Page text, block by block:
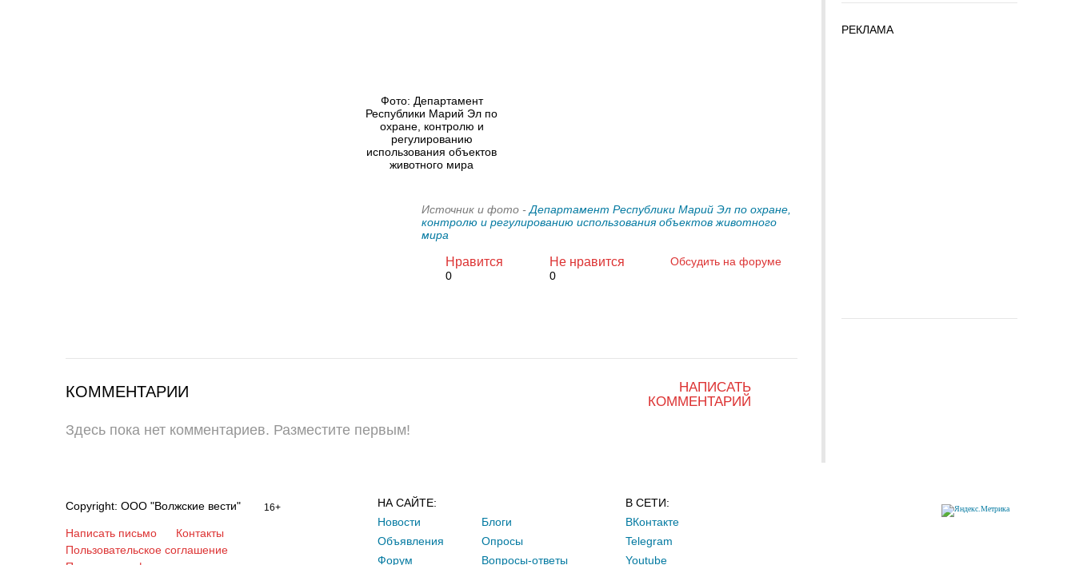
Фото: Департамент
Республики Марий Эл по
охране, контролю и
регулированию
использования объектов
животного мира
Источник и фото - Департамент Республики Марий Эл по охране,
контролю и регулированию использования объектов животного
мира
Нравится
0
Не нравится
0
Обсудить на форуме
НАПИСАТЬ
КОММЕНТАРИЙ
КОММЕНТАРИИ
Здесь пока нет комментариев. Разместите первым!
РЕКЛАМА
Copyright: ООО "Волжские вести" 16+
Написать письмо
Контакты
Пользовательское соглашение
НА САЙТЕ:
Новости
Объявления
Форум
Блоги
Опросы
Вопросы-ответы
В СЕТИ:
ВКонтакте
Telegram
Youtube